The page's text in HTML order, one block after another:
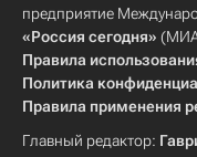
предприятие
«Россия сегодня» (МИА
Правила
Политика
Правила применения
Главный редактор: